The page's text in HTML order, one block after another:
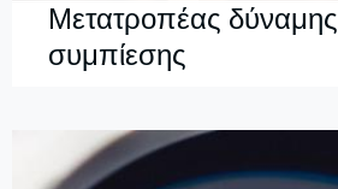
Μετατροπέας δύναμης
συμπίεσης